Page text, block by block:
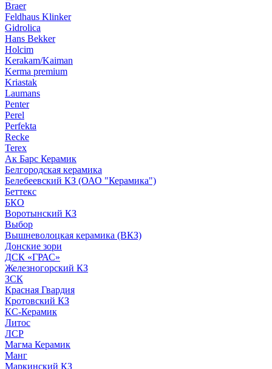
Braer
Feldhaus Klinker
Gidrolica
Hans Bekker
Holcim
Kerakam/Kaiman
Kerma premium
Kriastak
Laumans
Penter
Perel
Perfekta
Recke
Terex
Ак Барс Керамик
Белгородская керамика
Белебеевский КЗ (ОАО "Керамика")
Беттекс
БКО
Воротынский КЗ
Выбор
Вышневолоцкая керамика (ВКЗ)
Донские зори
ДСК «ГРАС»
Железногорский КЗ
ЗСК
Красная Гвардия
Кротовский КЗ
КС-Керамик
Литос
ЛСР
Магма Керамик
Манг
Маркинский КЗ